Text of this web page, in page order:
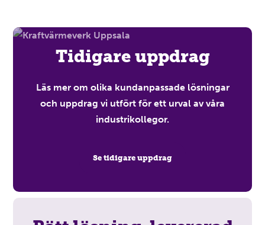
Tidigare uppdrag
Läs mer om olika kundanpassade lösningar
och uppdrag vi utfört för ett urval av våra
industrikollegor.
Se tidigare uppdrag